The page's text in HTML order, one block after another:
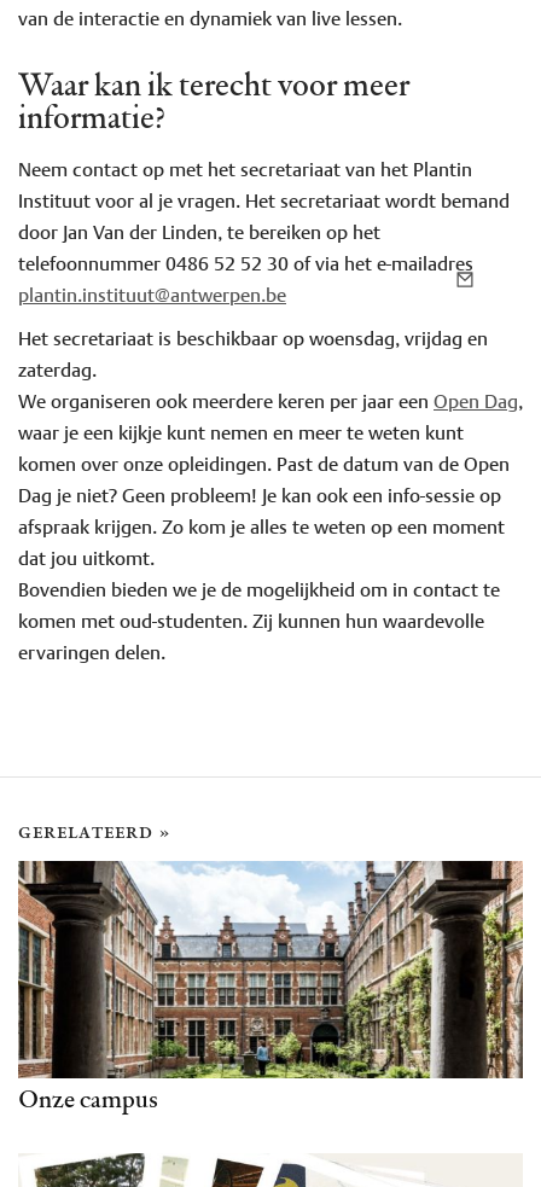
van de interactie en dynamiek van live lessen.
Waar kan ik terecht voor meer
informatie?
Neem contact op met het secretariaat van het Plantin
Instituut voor al je vragen. Het secretariaat wordt bemand
door Jan Van der Linden, te bereiken op het
telefoonnummer 0486 52 52 30 of via het e-mailadres
plantin.instituut@antwerpen.be
Het secretariaat is beschikbaar op woensdag, vrijdag en
zaterdag.
We organiseren ook meerdere keren per jaar een Open Dag,
waar je een kijkje kunt nemen en meer te weten kunt
komen over onze opleidingen. Past de datum van de Open
Dag je niet? Geen probleem! Je kan ook een info-sessie op
afspraak krijgen. Zo kom je alles te weten op een moment
dat jou uitkomt.
Bovendien bieden we je de mogelijkheid om in contact te
komen met oud-studenten. Zij kunnen hun waardevolle
ervaringen delen.
gerelateerd »
Onze campus